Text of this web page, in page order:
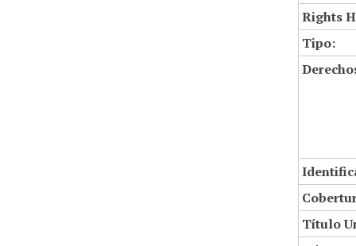
Rights
Tipo:
Título